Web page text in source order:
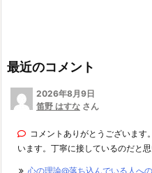
最近のコメント
2026年8月9日
笛野 はすな さん
コメントありがとうございます
います。丁寧に接しているのだと
心の理論@落ち込んでいる人へ